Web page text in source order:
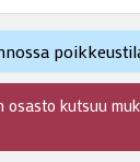
osasto kutsuu